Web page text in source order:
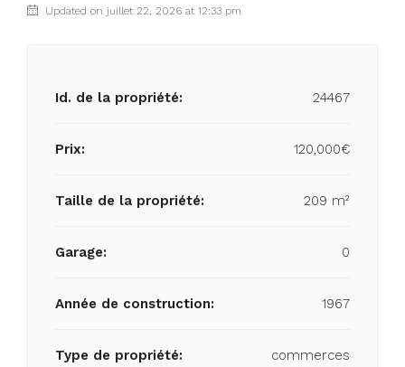
Updated on juillet 22, 2026 at 12:33 pm
Id. de la propriété: 24467
Prix: 120,000€
Taille de la propriété: 209 m²
Garage: 0
Année de construction: 1967
Type de propriété: commerces